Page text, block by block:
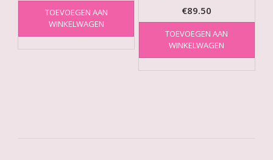
TOEVOEGEN AAN
WINKELWAGEN
€89.50
TOEVOEGEN AAN
WINKELWAGEN